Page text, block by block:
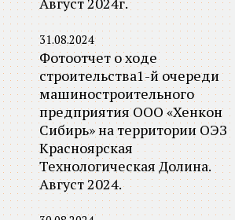
31.08.2024
Фотоотчет о ходе
строительства1-й очереди
машиностроительного
предприятия ООО «Хенкон
Сибирь» на территории ОЭЗ
Красноярская
Технологическая Долина.
Август 2024.